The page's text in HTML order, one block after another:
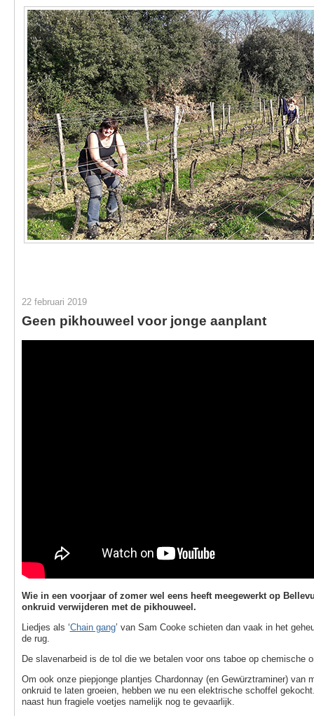
22 februari 2019
Geen pikhouweel voor jonge aanplant
Wie in een voorjaar of zomer wel eens heeft meegewerkt op
onkruid verwijderen met de pikhouweel.
Liedjes als ‘Chain gang’ van Sam Cooke schieten dan vaak in het
de rug.
De slavenarbeid is de tol die we betalen voor ons taboe op chemische
Om ook onze piepjonge plantjes Chardonnay (en Gewürztraminer) van
onkruid te laten groeien, hebben we nu een elektrische schoffel
naast hun fragiele voetjes namelijk nog te gevaarlijk.